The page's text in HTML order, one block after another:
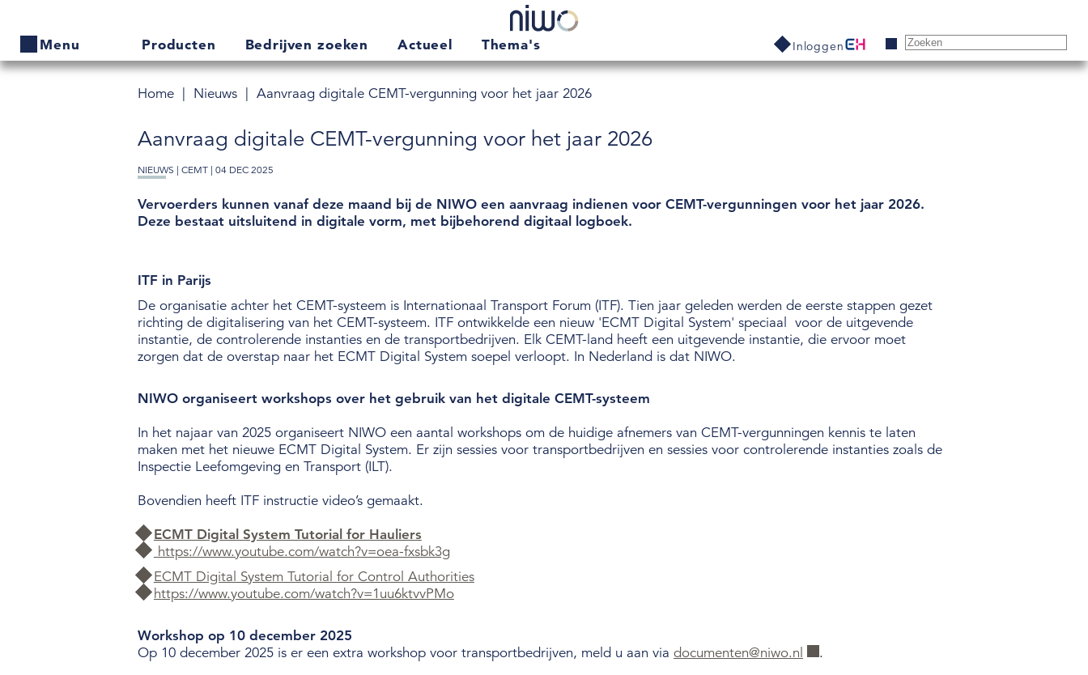
Menu Producten Bedrijven zoeken Actueel Thema's Inloggen
Bedrijven zoeken
Veelgestelde vragen
Wet- en regelgeving
Informatie per land / Country information
Over deze website
Home Nieuws Aanvraag digitale CEMT-vergunning voor het jaar 2026
Aanvraag digitale CEMT-vergunning voor het jaar 2026
NIEUWS | CEMT | 04 DEC 2025
Vervoerders kunnen vanaf deze maand bij de NIWO een aanvraag indienen voor CEMT-vergunningen voor het jaar 2026.
Deze bestaat uitsluitend in digitale vorm, met bijbehorend digitaal logboek.
ITF in Parijs
De organisatie achter het CEMT-systeem is Internationaal Transport Forum (ITF). Tien jaar geleden werden de eerste stappen gezet
richting de digitalisering van het CEMT-systeem. ITF ontwikkelde een nieuw 'ECMT Digital System' speciaal voor de uitgevende
instantie, de controlerende instanties en de transportbedrijven. Elk CEMT-land heeft een uitgevende instantie, die ervoor moet
zorgen dat de overstap naar het ECMT Digital System soepel verloopt. In Nederland is dat NIWO.
NIWO organiseert workshops over het gebruik van het digitale CEMT-systeem
In het najaar van 2025 organiseert NIWO een aantal workshops om de huidige afnemers van CEMT-vergunningen kennis te laten
maken met het nieuwe ECMT Digital System. Er zijn sessies voor transportbedrijven en sessies voor controlerende instanties zoals de
Inspectie Leefomgeving en Transport (ILT).
Bovendien heeft ITF instructie video’s gemaakt.
ECMT Digital System Tutorial for Hauliers
https://www.youtube.com/watch?v=oea-fxsbk3g
ECMT Digital System Tutorial for Control Authorities
https://www.youtube.com/watch?v=1uu6ktvvPMo
Workshop op 10 december 2025
Op 10 december 2025 is er een extra workshop voor transportbedrijven, meld u aan via documenten@niwo.nl .